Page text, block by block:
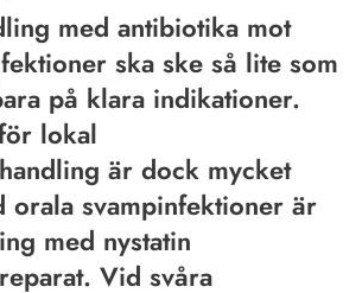
med antibiotika mot
ska ske så lite som
på klara indikationer.
lokal
är dock mycket
orala svampinfektioner är
med nystatin
Vid svåra